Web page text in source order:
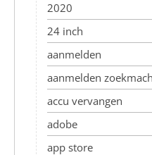
2020
24 inch
aanmelden
aanmelden
accu vervangen
adobe
app store